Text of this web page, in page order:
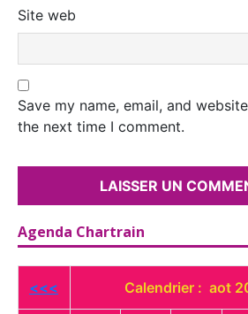
Site web
Save my name, email, and
the next time I comment.
Agenda Chartrain
<<< Calendrier : aot